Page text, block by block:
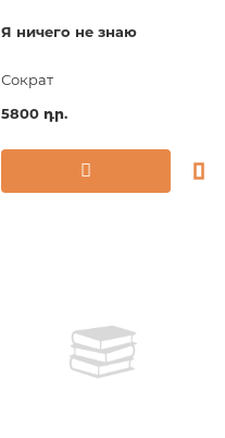
Я ничего не знаю
Сократ
5800 դր.